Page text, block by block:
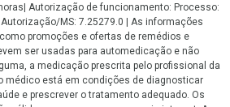
Autorização de funcionamento: Processo:
MS: 7.25279.0 | As informações
promoções e ofertas de remédios e
ser usadas para automedicação e não
a medicação prescrita pelo profissional da
médico está em condições de diagnosticar
e prescrever o tratamento adequado. Os